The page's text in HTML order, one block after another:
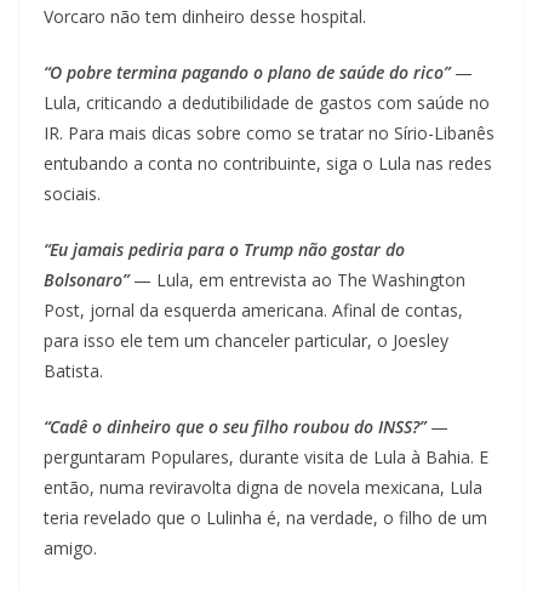
Vorcaro não tem dinheiro desse hospital.
“O pobre termina pagando o plano de saúde do rico”—
Lula, criticando a dedutibilidade de gastos com saúde no
IR. Para mais dicas sobre como se tratar no Sírio-Libanês
entubando a conta no contribuinte, siga o Lula nas redes
sociais.
“Eu jamais pediria para o Trump não gostar do
Bolsonaro”— Lula, em entrevista ao The Washington
Post, jornal da esquerda americana. Afinal de contas,
para isso ele tem um chanceler particular, o Joesley
Batista.
“Cadê o dinheiro que o seu filho roubou do INSS?”—
perguntaram Populares, durante visita de Lula à Bahia. E
então, numa reviravolta digna de novela mexicana, Lula
teria revelado que o Lulinha é, na verdade, o filho de um
amigo.